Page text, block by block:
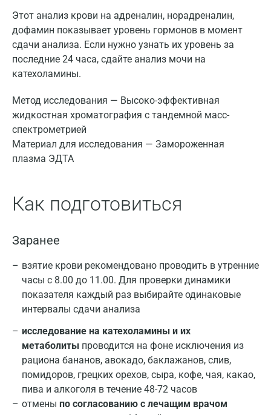
Этот анализ крови на адреналин, норадреналин,
дофамин показывает уровень гормонов в момент
сдачи анализа. Если нужно узнать их уровень за
последние 24 часа, сдайте анализ мочи на
катехоламины.
Метод исследования — Высоко-эффективная
жидкостная хроматография с тандемной масс-
спектрометрией
Материал для исследования — Замороженная
плазма ЭДТА
Как подготовиться
Заранее
взятие крови рекомендовано проводить в утренние
часы с 8.00 до 11.00. Для проверки динамики
показателя каждый раз выбирайте одинаковые
интервалы сдачи анализа
исследование на катехоламины и их
метаболиты проводится на фоне исключения из
рациона бананов, авокадо, баклажанов, слив,
помидоров, грецких орехов, сыра, кофе, чая, какао,
пива и алкоголя в течение 48-72 часов
отмены по согласованию с лечащим врачом